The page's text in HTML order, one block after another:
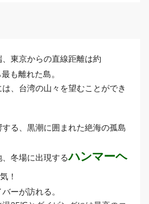
東京からの直線距離は約
も離れた島。
、 台湾の山々を望むことができ
る、黒潮に囲まれた絶海の孤島
冬場に出現するハンマーヘ
！
バーが訪れる。